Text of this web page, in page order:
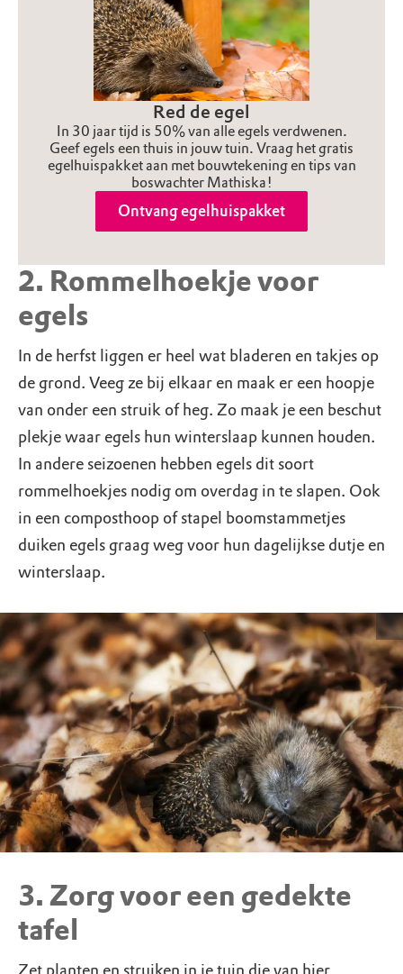
Red de egel
In 30 jaar tijd is 50% van alle egels verdwenen.
Geef egels een thuis in jouw tuin. Vraag het gratis
egelhuispakket aan met bouwtekening en tips van
boswachter Mathiska!
Ontvang egelhuispakket
2. Rommelhoekje voor
egels
In de herfst liggen er heel wat bladeren en takjes op
de grond. Veeg ze bij elkaar en maak er een hoopje
van onder een struik of heg. Zo maak je een beschut
plekje waar egels hun winterslaap kunnen houden.
In andere seizoenen hebben egels dit soort
rommelhoekjes nodig om overdag in te slapen. Ook
in een composthoop of stapel boomstammetjes
duiken egels graag weg voor hun dagelijkse dutje en
winterslaap.
3. Zorg voor een gedekte
tafel